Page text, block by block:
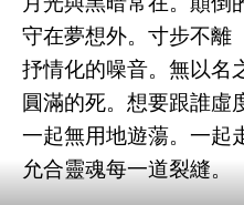
守在夢想外。寸步不離
抒情化的噪音。無以名
圓滿的死。想要跟誰虛
一起無用地遊蕩。一起
允合靈魂每一道裂縫。